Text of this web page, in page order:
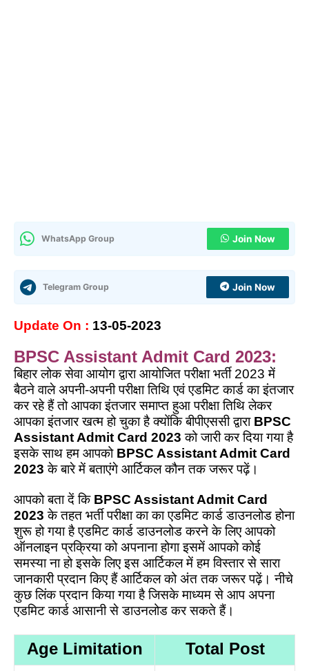
WhatsApp Group Join Now
Telegram Group Join Now
Update On : 13-05-2023
BPSC Assistant Admit Card 2023:
बिहार लोक सेवा आयोग द्वारा आयोजित परीक्षा भर्ती 2023 में
बैठने वाले अपनी-अपनी परीक्षा तिथि एवं एडमिट कार्ड का इंतजार
कर रहे हैं तो आपका इंतजार समाप्त हुआ परीक्षा तिथि लेकर
आपका इंतजार खत्म हो चुका है क्योंकि बीपीएससी द्वारा BPSC
Assistant Admit Card 2023 को जारी कर दिया गया है
इसके साथ हम आपको BPSC Assistant Admit Card
2023 के बारे में बताएंगे आर्टिकल कौन तक जरूर पढ़ें।
आपको बता दें कि BPSC Assistant Admit Card
2023 के तहत भर्ती परीक्षा का का एडमिट कार्ड डाउनलोड होना
शुरू हो गया है एडमिट कार्ड डाउनलोड करने के लिए आपको
ऑनलाइन प्रक्रिया को अपनाना होगा इसमें आपको कोई
समस्या ना हो इसके लिए इस आर्टिकल में हम विस्तार से सारा
जानकारी प्रदान किए हैं आर्टिकल को अंत तक जरूर पढ़ें। नीचे
कुछ लिंक प्रदान किया गया है जिसके माध्यम से आप अपना
एडमिट कार्ड आसानी से डाउनलोड कर सकते हैं।
Age Limitation Total Post